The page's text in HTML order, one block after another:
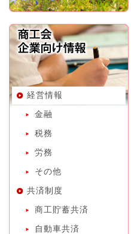
経営情報
金融
税務
労務
その他
共済制度
商工貯蓄共済
自動車共済